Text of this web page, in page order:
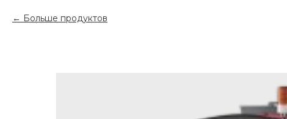
Больше продуктов